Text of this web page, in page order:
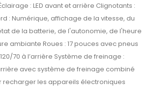
: LED avant et arrière Clignotants :
: Numérique, affichage de la vitesse, du
de la batterie, de l'autonomie, de l'heure
ambiante Roues : 17 pouces avec pneus
70 à l’arrière Système de freinage :
avec système de freinage combiné
recharger les appareils électroniques